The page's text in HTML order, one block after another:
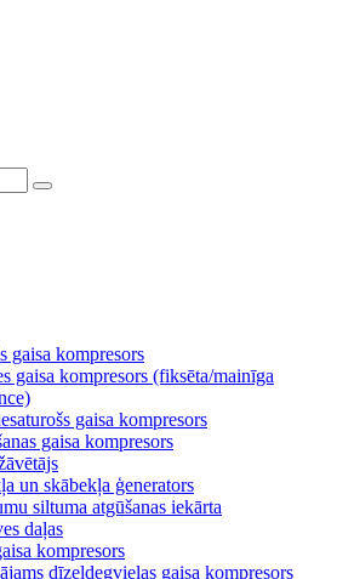
gaisa kompresors
gaisa kompresors (fiksēta/mainīga
gaisa kompresors
gaisa kompresors
un skābekļa ģenerators
siltuma atgūšanas iekārta
daļas
kompresors
dīzeļdegvielas gaisa kompresors